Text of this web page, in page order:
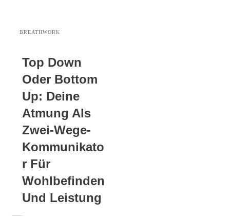
BREATHWORK
Top Down
Oder Bottom
Up: Deine
Atmung Als
Zwei-Wege-
Kommunikato
R Für
Wohlbefinden
Und Leistung